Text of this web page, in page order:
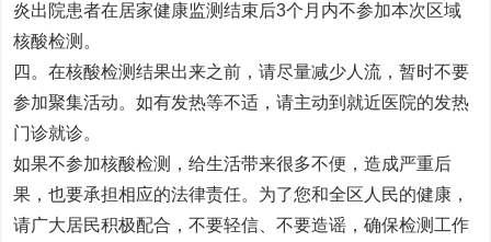
炎出院患者在居家健康监测结束后3个月内不参加本次区域
核酸检测。
四。在核酸检测结果出来之前，请尽量减少人流，暂时不要
参加聚集活动。如有发热等不适，请主动到就近医院的发热
门诊就诊。
如果不参加核酸检测，给生活带来很多不便，造成严重后
果，也要承担相应的法律责任。为了您和全区人民的健康，
请广大居民积极配合，不要轻信、不要造谣，确保检测工作